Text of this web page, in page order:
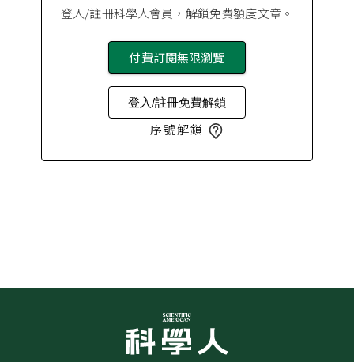
登入/註冊科學人會員，解鎖免費額度文章。
付費訂閱無限瀏覽
登入/註冊免費解鎖
序號解鎖